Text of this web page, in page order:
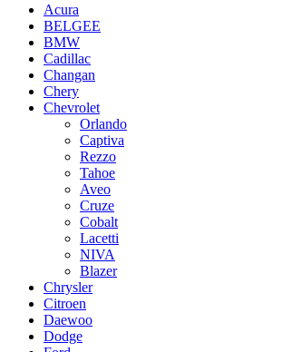
Acura
BELGEE
BMW
Cadillac
Changan
Chery
Chevrolet
Orlando
Captiva
Rezzo
Tahoe
Aveo
Cruze
Cobalt
Lacetti
NIVA
Blazer
Chrysler
Citroen
Daewoo
Dodge